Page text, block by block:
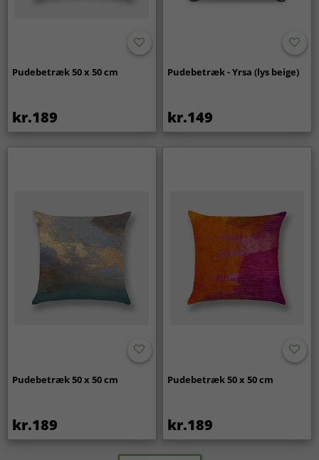
Pudebetræk 50 x 50 cm
kr.189
Pudebetræk - Yrsa (lys beige)
kr.149
Pudebetræk 50 x 50 cm
kr.189
Pudebetræk 50 x 50 cm
kr.189